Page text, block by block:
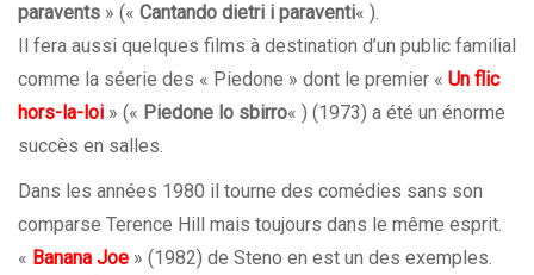
paravents » (« Cantando dietri i paraventi« ).
Il fera aussi quelques films à destination d’un public familial
comme la séerie des « Piedone » dont le premier « Un flic
hors-la-loi » (« Piedone lo sbirro« ) (1973) a été un énorme
succès en salles.
Dans les années 1980 il tourne des comédies sans son
comparse Terence Hill mais toujours dans le même esprit.
« Banana Joe » (1982) de Steno en est un des exemples.